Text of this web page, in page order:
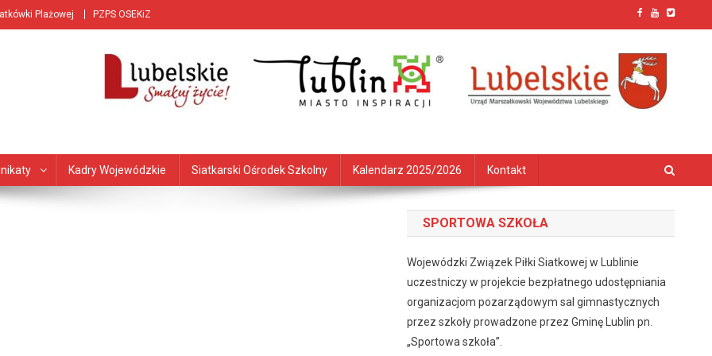
Plażowej PZPS OSEKiZ
Kadry Wojewódzkie Siatkarski Ośrodek Szkolny Kalendarz 2025/2026 Kontakt
SPORTOWA SZKOŁA
Wojewódzki Związek Piłki Siatkowej w Lublinie
uczestniczy w projekcie bezpłatnego udostępniania
organizacjom pozarządowym sal gimnastycznych
przez szkoły prowadzone przez Gminę Lublin pn.
„Sportowa szkoła”.